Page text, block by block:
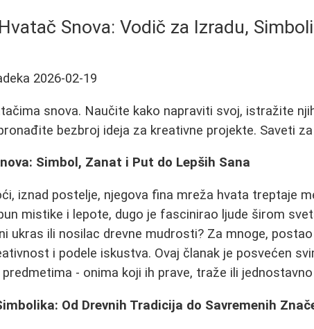
Hvatač Snova: Vodič za Izradu,
2026-02-19
snova. Naučite kako napraviti svoj, istražite
bezbroj ideja za kreativne projekte. Saveti
Simbol, Zanat i Put do Lepših Sana
iznad postelje, njegova fina mreža hvata treptaje
mistike i lepote, dugo je fascinirao ljude širom
ukras ili nosilac drevne mudrosti? Za mnoge,
i podele iskustva. Ovaj članak je posvećen
- onima koji ih prave, traže ili
Od Drevnih Tradicija do Savremenih